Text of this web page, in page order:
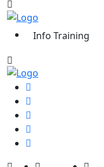
Info Training